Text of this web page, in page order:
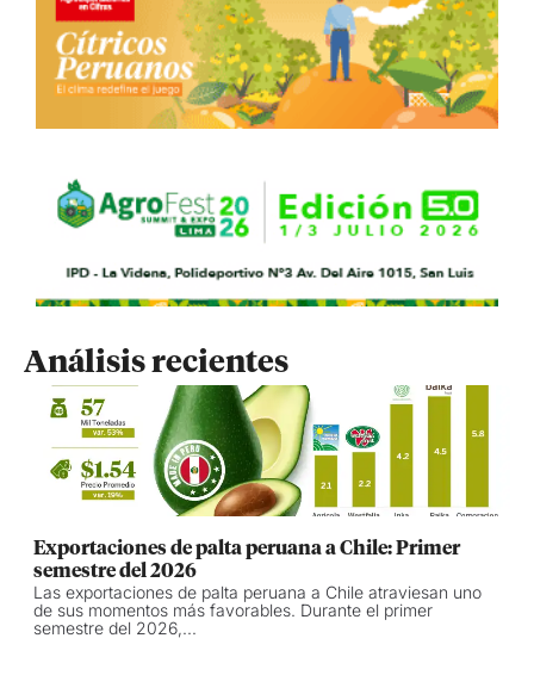
Análisis recientes
Exportaciones de palta peruana a Chile: Primer
semestre del 2026
Las exportaciones de palta peruana a Chile atraviesan uno
de sus momentos más favorables. Durante el primer
semestre del 2026,...